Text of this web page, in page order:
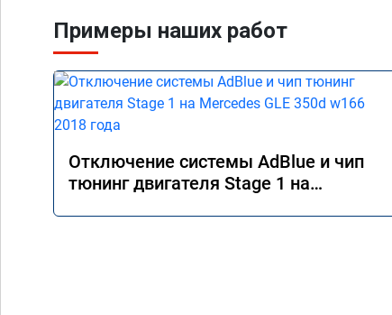
Примеры наших работ
Отключение системы AdBlue и чип
тюнинг двигателя Stage 1 на